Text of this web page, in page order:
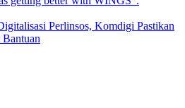
Perlinsos, Komdigi Pastikan